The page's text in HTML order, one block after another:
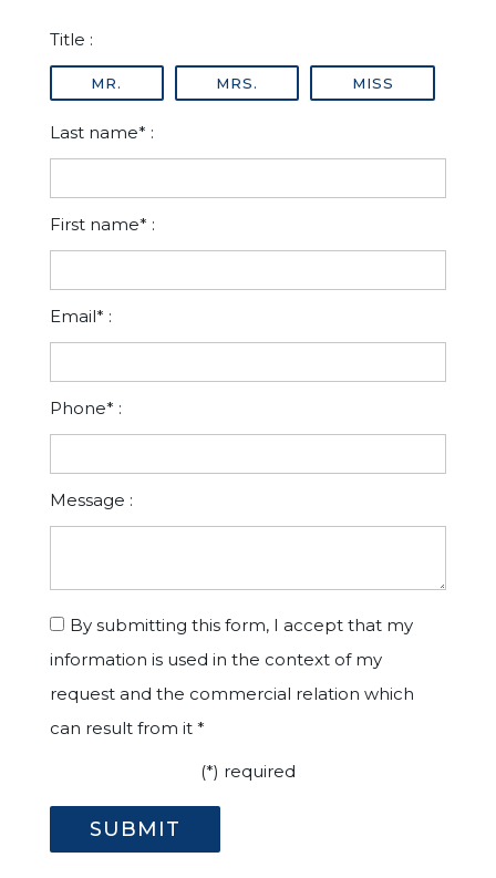
Title :
MR. MRS. MISS
Last name* :
First name* :
Email* :
Phone* :
Message :
By submitting this form, I accept that my
information is used in the context of my
request and the commercial relation which
can result from it *
(*) required